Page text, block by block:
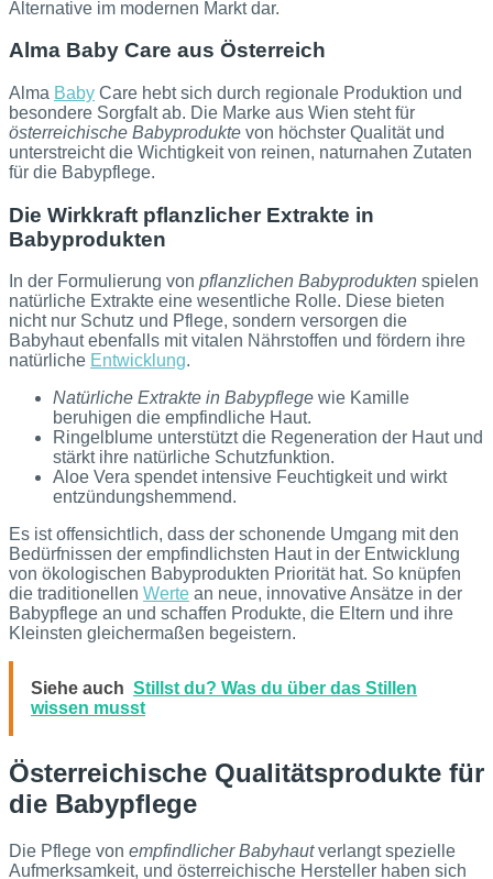
Alternative im modernen Markt dar.
Alma Baby Care aus Österreich
Alma Baby Care hebt sich durch regionale Produktion und
besondere Sorgfalt ab. Die Marke aus Wien steht für
österreichische Babyprodukte von höchster Qualität und
unterstreicht die Wichtigkeit von reinen, naturnahen Zutaten
für die Babypflege.
Die Wirkkraft pflanzlicher Extrakte in
Babyprodukten
In der Formulierung von pflanzlichen Babyprodukten spielen
natürliche Extrakte eine wesentliche Rolle. Diese bieten
nicht nur Schutz und Pflege, sondern versorgen die
Babyhaut ebenfalls mit vitalen Nährstoffen und fördern ihre
natürliche Entwicklung.
Natürliche Extrakte in Babypflege wie Kamille
beruhigen die empfindliche Haut.
Ringelblume unterstützt die Regeneration der Haut und
stärkt ihre natürliche Schutzfunktion.
Aloe Vera spendet intensive Feuchtigkeit und wirkt
entzündungshemmend.
Es ist offensichtlich, dass der schonende Umgang mit den
Bedürfnissen der empfindlichsten Haut in der Entwicklung
von ökologischen Babyprodukten Priorität hat. So knüpfen
die traditionellen Werte an neue, innovative Ansätze in der
Babypflege an und schaffen Produkte, die Eltern und ihre
Kleinsten gleichermaßen begeistern.
Siehe auch Stillst du? Was du über das Stillen
wissen musst
Österreichische Qualitätsprodukte für
die Babypflege
Die Pflege von empfindlicher Babyhautverlangt spezielle
Aufmerksamkeit, und österreichische Hersteller haben sich